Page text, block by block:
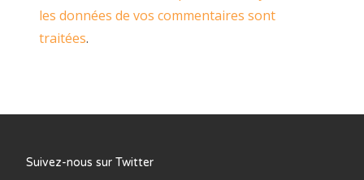
les données de vos commentaires sont
traitées.
Suivez-nous sur Twitter